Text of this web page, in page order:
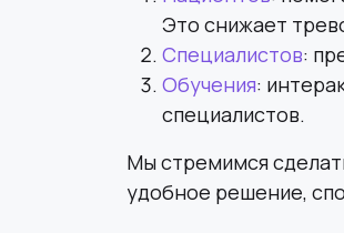
Это снижает
Специалистов:
Обучения:
специалистов.
Мы стремимся
удобное решение,